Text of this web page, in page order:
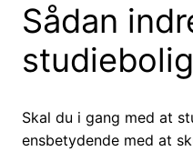
Sådan
Skal du i gang med at
ensbetydende med at